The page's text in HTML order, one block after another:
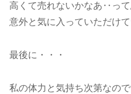
高くて売れないかなあ‥っ
意外と気に入っていただけ
最後に・・・
私の体力と気持ち次第なの